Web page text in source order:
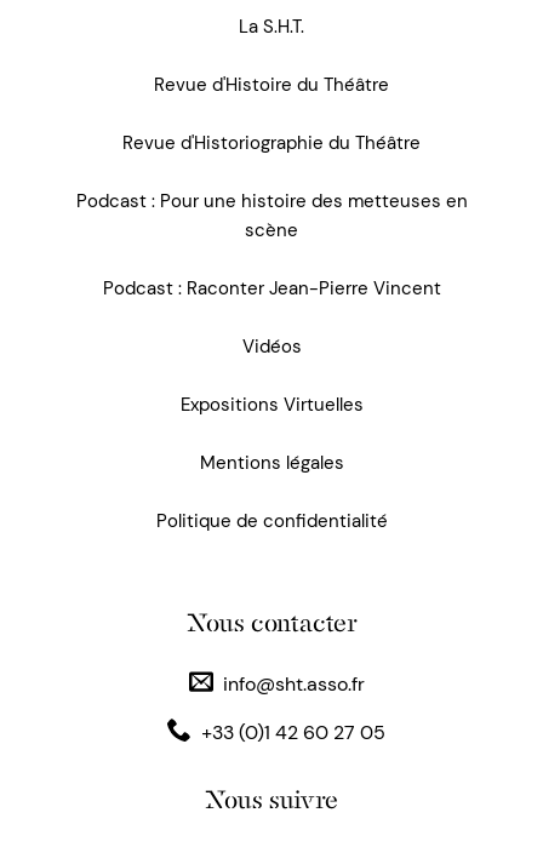
La S.H.T.
Revue d'Histoire du Théâtre
Revue d'Historiographie du Théâtre
Podcast : Pour une histoire des metteuses en
scène
Podcast : Raconter Jean-Pierre Vincent
Vidéos
Expositions Virtuelles
Mentions légales
Politique de confidentialité
Nous contacter
info@sht.asso.fr
+33 (0)1 42 60 27 05
Nous suivre